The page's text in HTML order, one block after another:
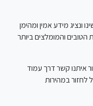
ונציג מידע אמין ומהימן
והמומלצים ביותר
איתנו קשר דרך עמוד
לחזור במהירות